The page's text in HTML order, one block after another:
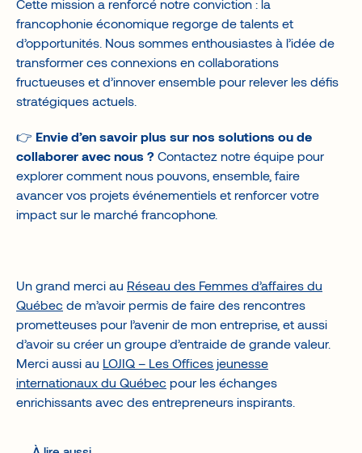
Cette mission a renforcé notre conviction : la
francophonie économique regorge de talents et
d’opportunités. Nous sommes enthousiastes à l’idée de
transformer ces connexions en collaborations
fructueuses et d’innover ensemble pour relever les défis
stratégiques actuels.
👉 Envie d’en savoir plus sur nos solutions ou de
collaborer avec nous ? Contactez notre équipe pour
explorer comment nous pouvons, ensemble, faire
avancer vos projets événementiels et renforcer votre
impact sur le marché francophone.
Un grand merci au Réseau des Femmes d’affaires du
Québec de m’avoir permis de faire des rencontres
prometteuses pour l’avenir de mon entreprise, et aussi
d’avoir su créer un groupe d’entraide de grande valeur.
Merci aussi au LOJIQ – Les Offices jeunesse
internationaux du Québec pour les échanges
enrichissants avec des entrepreneurs inspirants.